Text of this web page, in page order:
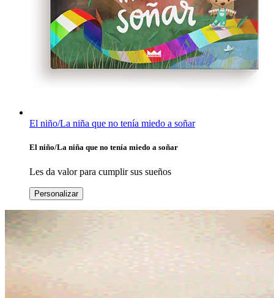
El niño/La niña que no tenía miedo a soñar
El niño/La niña que no tenía miedo a soñar
Les da valor para cumplir sus sueños
Personalizar